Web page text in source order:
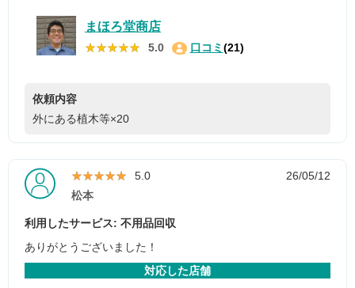
まほろ堂商店
★★★★★
★★★★★ 5.0 口コミ (21)
依頼内容
外にある植木等×20
★★★★★
★★★★★ 5.0
26/05/12
松本
利用したサービス: 不用品回収
ありがとうございました！
対応した店舗